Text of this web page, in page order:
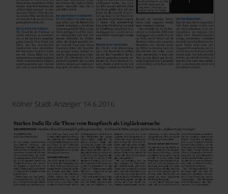
Kölner Stadt-Anzeiger 14.6.2016